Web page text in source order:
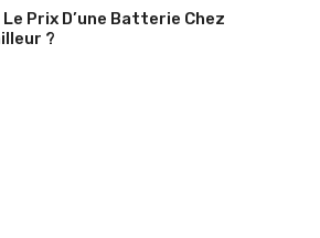
Prix D’une Batterie Chez
?